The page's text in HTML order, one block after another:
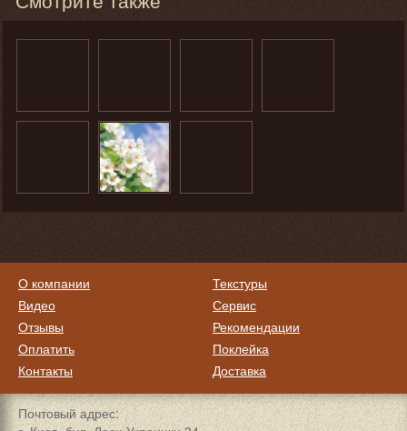
О компании
Видео
Отзывы
Оплатить
Контакты
Текстуры
Сервис
Рекомендации
Поклейка
Доставка
Почтовый адрес: